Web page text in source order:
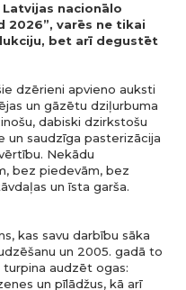
nacionālo
2026”, varēs ne tikai
bet arī degustēt
dzērieni apvieno auksti
un gāzētu dziļurbuma
dabiski dzirkstošu
un saudzīga pasterizācija
Nekādu
bez piedevām, bez
un īsta garša.
kas savu darbību sāka
un 2005. gadā to
turpina audzēt ogas:
un pīlādžus, kā arī